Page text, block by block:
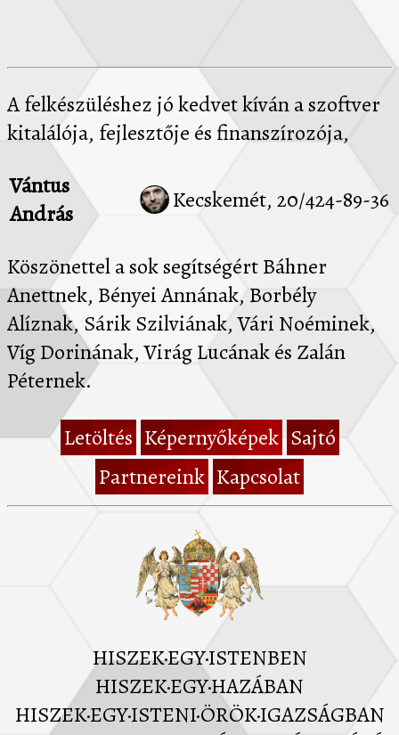
A felkészüléshez jó kedvet kíván a szoftver
kitalálója, fejlesztője és finanszírozója,
Vántus
András
Kecskemét, 20/424-89-36
Köszönettel a sok segítségért Báhner
Anettnek, Bényei Annának, Borbély
Alíznak, Sárik Szilviának, Vári Noéminek,
Víg Dorinának, Virág Lucának és Zalán
Péternek.
Letöltés Képernyőképek Sajtó
Partnereink Kapcsolat
HISZEK·EGY·ISTENBEN
HISZEK·EGY·HAZÁBAN
HISZEK·EGY·ISTENI·ÖRÖK·IGAZSÁGBAN